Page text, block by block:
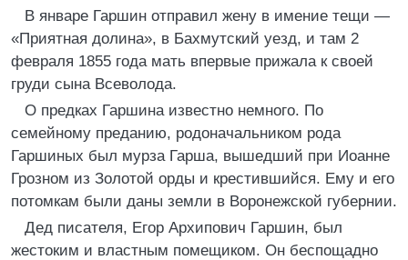
В январе Гаршин отправил жену в имение тещи —
«Приятная долина», в Бахмутский уезд, и там 2
февраля 1855 года мать впервые прижала к своей
груди сына Всеволода.
О предках Гаршина известно немного. По
семейному преданию, родоначальником рода
Гаршиных был мурза Гарша, вышедший при Иоанне
Грозном из Золотой орды и крестившийся. Ему и его
потомкам были даны земли в Воронежской губернии.
Дед писателя, Егор Архипович Гаршин, был
жестоким и властным помещиком. Он беспощадно